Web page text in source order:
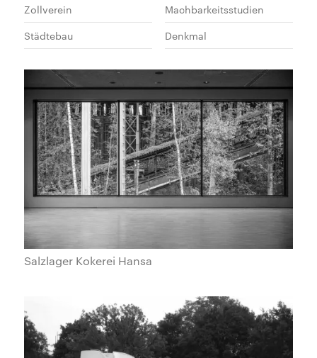
Zollverein
Machbarkeitsstudien
Städtebau
Denkmal
Salzlager Kokerei Hansa